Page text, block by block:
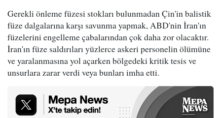
Gerekli önleme füzesi stokları bulunmadan Çin'in balistik
füze dalgalarına karşı savunma yapmak, ABD'nin İran'ın
füzelerini engelleme çabalarından çok daha zor olacaktır.
İran'ın füze saldırıları yüzlerce askeri personelin ölümüne
ve yaralanmasına yol açarken bölgedeki kritik tesis ve
unsurlara zarar verdi veya bunları imha etti.